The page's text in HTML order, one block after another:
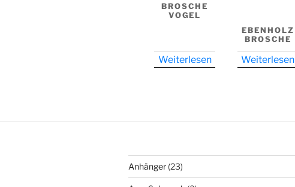
BROSCHE
VOGEL
Weiterlesen
EBENHOLZ
BROSCHE
Weiterlesen
Anhänger 2323
Produkte